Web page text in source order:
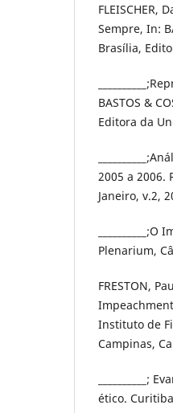
FLEISCHER,
Sempre, In:
Brasília,
BASTOS &
Editora da
2005 a 2006.
Janeiro, v.2,
Plenarium,
FRESTON,
Instituto de
Campinas,
ético.